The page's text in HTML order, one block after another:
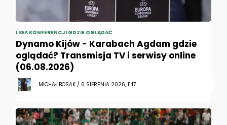
LIGA KONFERENCJI GDZIE OGLĄDAĆ
Dynamo Kijów - Karabach Agdam gdzie
oglądać? Transmisja TV i serwisy online
(06.08.2026)
MICHAŁ BOSAK / 6 SIERPNIA 2026, 11:17